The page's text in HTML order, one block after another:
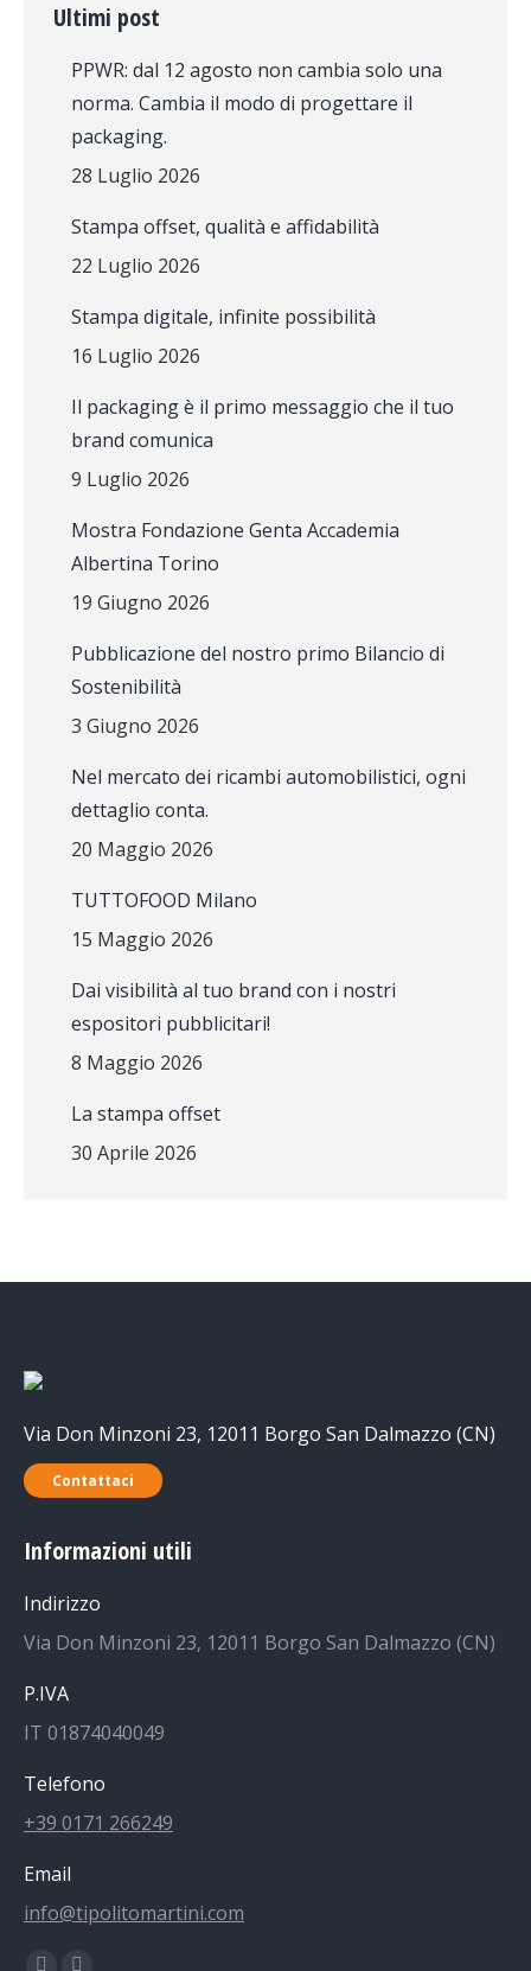
Ultimi post
PPWR: dal 12 agosto non cambia solo una
norma. Cambia il modo di progettare il
packaging.
28 Luglio 2026
Stampa offset, qualità e affidabilità
22 Luglio 2026
Stampa digitale, infinite possibilità
16 Luglio 2026
Il packaging è il primo messaggio che il tuo
brand comunica
9 Luglio 2026
Mostra Fondazione Genta Accademia
Albertina Torino
19 Giugno 2026
Pubblicazione del nostro primo Bilancio di
Sostenibilità
3 Giugno 2026
Nel mercato dei ricambi automobilistici, ogni
dettaglio conta.
20 Maggio 2026
TUTTOFOOD Milano
15 Maggio 2026
Dai visibilità al tuo brand con i nostri
espositori pubblicitari!
8 Maggio 2026
La stampa offset
30 Aprile 2026
Via Don Minzoni 23, 12011 Borgo San Dalmazzo (CN)
Contattaci
Informazioni utili
Indirizzo
Via Don Minzoni 23, 12011 Borgo San Dalmazzo (CN)
P.IVA
IT 01874040049
Telefono
+39 0171 266249
Email
info@tipolitomartini.com
Find us on: